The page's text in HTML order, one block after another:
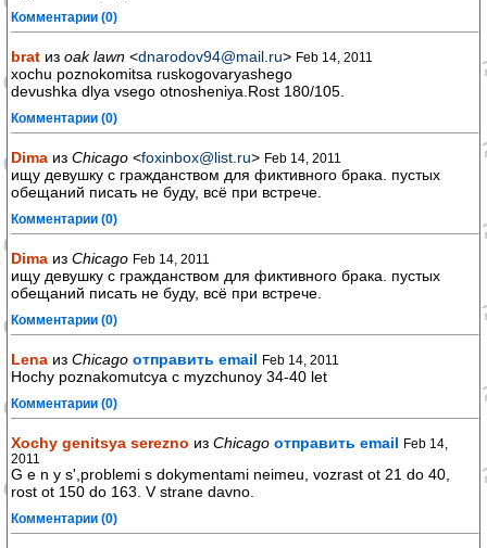
Комментарии (0)
brat из oak lawn <dnarodov94@mail.ru> Feb 14, 2011
xochu poznokomitsa ruskogovaryashego
devushka dlya vsego otnosheniya.Rost 180/105.
Комментарии (0)
Dima из Chicago <foxinbox@list.ru> Feb 14, 2011
ищу девушку с гражданством для фиктивного брака. пустых
обещаний писать не буду, всё при встрече.
Комментарии (0)
Dima из Chicago Feb 14, 2011
ищу девушку с гражданством для фиктивного брака. пустых
обещаний писать не буду, всё при встрече.
Комментарии (0)
Lena из Chicago отправить email Feb 14, 2011
Hochy poznakomutcya c myzchunoy 34-40 let
Комментарии (0)
Xochy genitsya serezno из Chicago отправить email Feb 14,
2011
G e n y s',problemi s dokymentami neimeu, vozrast ot 21 do 40,
rost ot 150 do 163. V strane davno.
Комментарии (0)